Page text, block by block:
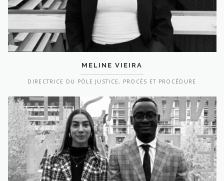
MELINE VIEIRA
DIRECTRICE DU PÖLE JUSTICE, PROCÈS ET PROCÉDURE